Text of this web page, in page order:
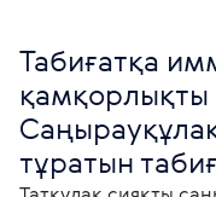
Табиғатқа
қамқорлықты
тұратын